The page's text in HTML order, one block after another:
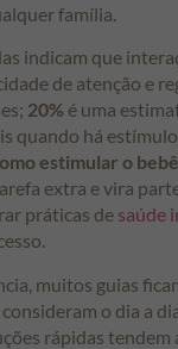
família.
indicam que
de atenção e
20% é uma
quando há
estimular o
extra e vira
práticas de saúde
muitos guias
o dia a
rápidas